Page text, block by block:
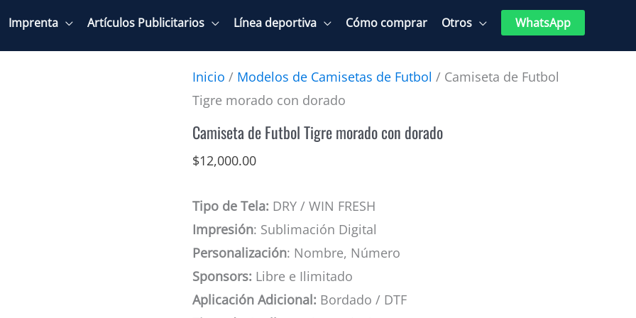
Imprenta Artículos Publicitarios Línea deportiva Cómo comprar Otros WhatsApp
Inicio / Modelos de Camisetas de Futbol / Camiseta de Futbol
Tigre morado con dorado
Camiseta de Futbol Tigre morado con dorado
$12,000.00
Tipo de Tela: DRY / WIN FRESH
Impresión: Sublimación Digital
Personalización: Nombre, Número
Sponsors: Libre e Ilimitado
Aplicación Adicional: Bordado / DTF